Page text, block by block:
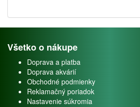
Všetko o nákupe
Doprava a platba
Doprava akvárií
Obchodné podmienky
Reklamačný poriadok
Nastavenie súkromia